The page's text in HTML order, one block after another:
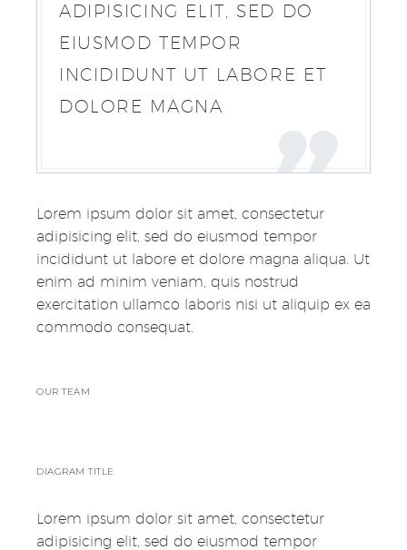
ADIPISICING ELIT, SED DO
EIUSMOD TEMPOR
INCIDIDUNT UT LABORE ET
DOLORE MAGNA
Lorem ipsum dolor sit amet, consectetur
adipisicing elit, sed do eiusmod tempor
incididunt ut labore et dolore magna aliqua. Ut
enim ad minim veniam, quis nostrud
exercitation ullamco laboris nisi ut aliquip ex ea
commodo consequat.
OUR TEAM
DIAGRAM TITLE
Lorem ipsum dolor sit amet, consectetur
adipisicing elit, sed do eiusmod tempor